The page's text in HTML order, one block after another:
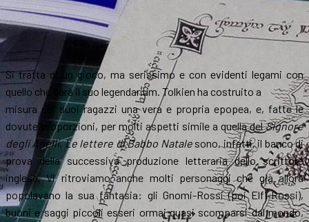
Si tratta di un gioco, ma serissimo e con evidenti legami con
quello che sarà il suo legendarium. Tolkien ha costruito a
misura dei suoi ragazzi una vera e propria epopea, e, fatte le
dovute proporzioni, per molti aspetti simile a quella delSignore
degli Anelli.Le lettere di Babbo Natalesono, infatti, il banco di
prova della successiva produzione letteraria dello scrittore
inglese. Vi ritroviamo anche molti personaggi che già allora
popolavano la sua fantasia: gli Gnomi-Rossi (poi Elfi-Rossi),
buoni e saggi piccoli esseri ormai quasi scomparsi dal mondo,